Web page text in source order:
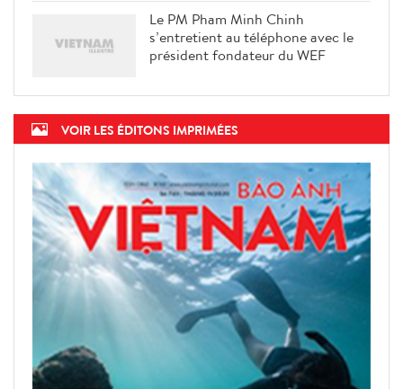
Le PM Pham Minh Chinh
s’entretient au téléphone avec le
président fondateur du WEF
VOIR LES ÉDITONS IMPRIMÉES